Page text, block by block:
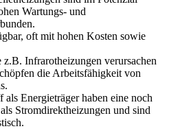
Wartungs- und
oft mit hohen Kosten sowie
Infrarotheizungen verursachen
die Arbeitsfähigkeit von
als Energieträger haben eine noch
Stromdirektheizungen und sind